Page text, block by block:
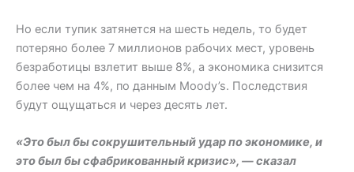
Но если тупик затянется на шесть недель, то будет
потеряно более 7 миллионов рабочих мест, уровень
безработицы взлетит выше 8%, а экономика снизится
более чем на 4%, по данным Moody’s. Последствия
будут ощущаться и через десять лет.
«Это был бы сокрушительный удар по экономике, и
это был бы сфабрикованный кризис», — сказал